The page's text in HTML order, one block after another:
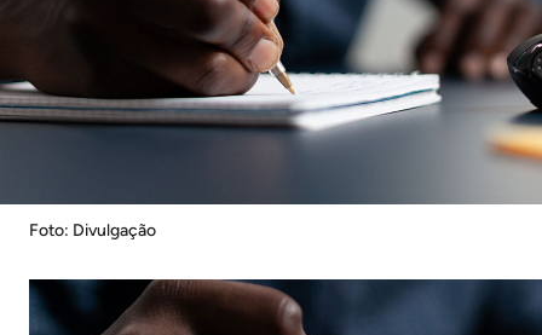
Foto: Divulgação